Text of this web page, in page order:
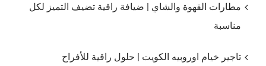
مطارات القهوة والشاي | ضيافة راقية تضيف التميز لكل
مناسبة
تاجير خيام اوروبيه الكويت | حلول راقية للأفراح